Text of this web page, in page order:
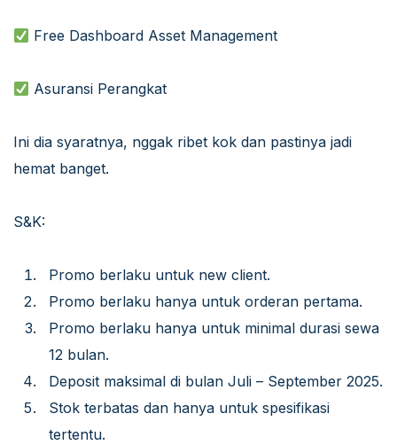
Free Dashboard Asset Management
Asuransi Perangkat
Ini dia syaratnya, nggak ribet kok dan pastinya jadi
hemat banget.
S&K:
Promo berlaku untuk new client.
Promo berlaku hanya untuk orderan pertama.
Promo berlaku hanya untuk minimal durasi sewa
12 bulan.
Deposit maksimal di bulan Juli – September 2025.
Stok terbatas dan hanya untuk spesifikasi
tertentu.